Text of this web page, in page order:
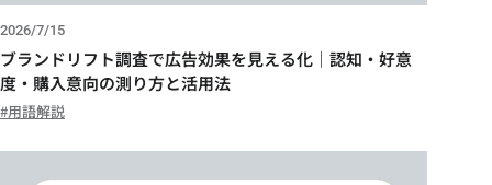
2026/7/15
ブランドリフト調査で広告効果を見える化｜認知・好意
度・購入意向の測り方と活用法
用語解説